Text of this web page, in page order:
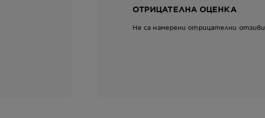
ОТРИЦАТЕЛНА ОЦЕНКА
Не са намерени отрицателни отзиви